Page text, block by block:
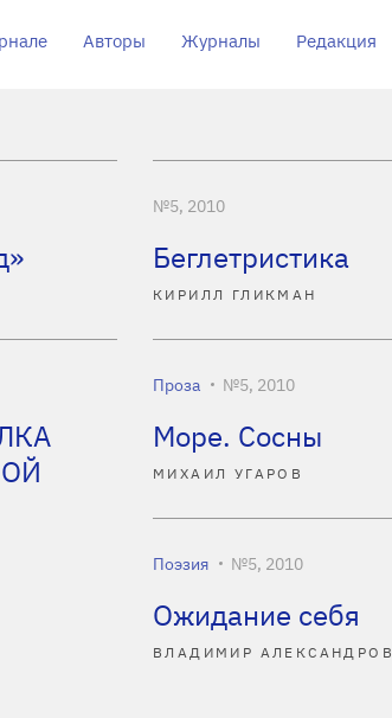
Авторы Журналы Редакция
№5, 2010
Беглетристика
КИРИЛЛ ГЛИКМАН
Проза №5, 2010
Море. Сосны
МИХАИЛ УГАРОВ
Поэзия №5, 2010
Ожидание себя
ВЛАДИМИР АЛЕКСАНДРОВ